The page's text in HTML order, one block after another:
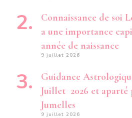
Connaissance de soi
a une importance
année de naissance
9 juillet 2026
Guidance
Juillet 2026 et aparté
Jumelles
9 juillet 2026